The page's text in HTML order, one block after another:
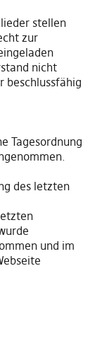
stellen
zur
nicht
beschlussfähig
Tagesordnung
des letzten
und im